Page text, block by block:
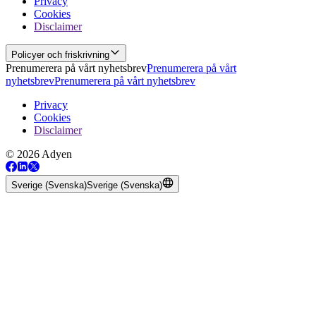
Cookies
Disclaimer
Policyer och friskrivning
Prenumerera på vårt nyhetsbrevPrenumerera på vårt
nyhetsbrevPrenumerera på vårt nyhetsbrev
Privacy
Cookies
Disclaimer
© 2026 Adyen
Sverige (Svenska)Sverige (Svenska)